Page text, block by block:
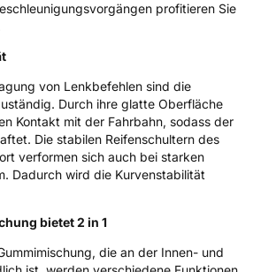
/ Alpine-Symbol
(GPSR)
Déchaux 23 63000 Clermont-
Frankreich, contact@tc.michelin.eu
profitieren Sie
von Lenkbefehlen sind die
Durch ihre glatte Oberfläche
Kontakt mit der Fahrbahn, sodass der
Die stabilen Reifenschultern des
verformen sich auch bei starken
Dadurch wird die Kurvenstabilität
bietet 2 in 1
die an der Innen- und